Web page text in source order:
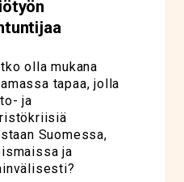
olla mukana
tapaa, jolla
ja
Suomessa,
ja